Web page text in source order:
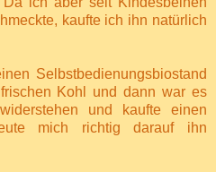
kaufte ich ihn natürlich
Selbstbedienungsbiostand
Kohl und dann war es
und kaufte einen
mich richtig darauf ihn